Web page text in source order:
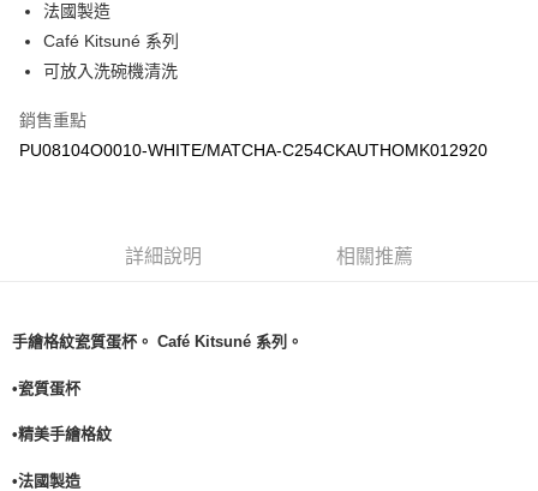
付款後7-11取貨
每筆NT$100，滿NT$3,000(含以上)免運費
每筆NT$100，滿NT$3,000(含以上)免運費
法國製造
Café Kitsuné 系列
可放入洗碗機清洗
銷售重點
PU08104O0010-WHITE/MATCHA-C254CKAUTHOMK012920
詳細說明 相關推薦
手繪格紋瓷質蛋杯。 Café Kitsuné 系列。
•瓷質蛋杯
•精美手繪格紋
•法國製造